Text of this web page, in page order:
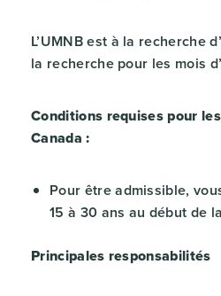
L’UMNB est à la recherche
la recherche pour les mois
Conditions requises pour
Canada :
Pour être admissible,
15 à 30 ans au début de
Principales responsabilités